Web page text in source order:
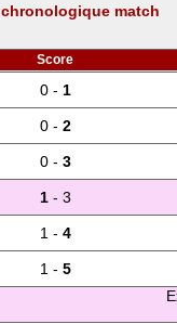
match
Score
0 - 1
0 - 2
0 - 3
1- 3
1 - 4
1 - 5